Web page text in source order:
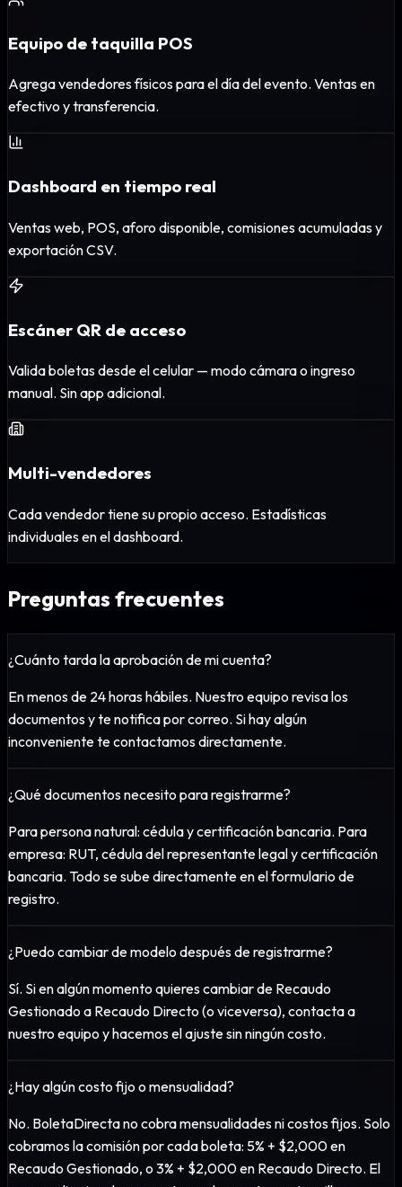
Equipo de taquilla POS
Agrega vendedores físicos para el día del evento. Ventas en
efectivo y transferencia.
Dashboard en tiempo real
Ventas web, POS, aforo disponible, comisiones acumuladas y
exportación CSV.
Escáner QR de acceso
Valida boletas desde el celular — modo cámara o ingreso
manual. Sin app adicional.
Multi-vendedores
Cada vendedor tiene su propio acceso. Estadísticas
individuales en el dashboard.
Preguntas frecuentes
¿Cuánto tarda la aprobación de mi cuenta?
En menos de 24 horas hábiles. Nuestro equipo revisa los
documentos y te notifica por correo. Si hay algún
inconveniente te contactamos directamente.
¿Qué documentos necesito para registrarme?
Para persona natural: cédula y certificación bancaria. Para
empresa: RUT, cédula del representante legal y certificación
bancaria. Todo se sube directamente en el formulario de
registro.
¿Puedo cambiar de modelo después de registrarme?
Sí. Si en algún momento quieres cambiar de Recaudo
Gestionado a Recaudo Directo (o viceversa), contacta a
nuestro equipo y hacemos el ajuste sin ningún costo.
¿Hay algún costo fijo o mensualidad?
No. BoletaDirecta no cobra mensualidades ni costos fijos. Solo
cobramos la comisión por cada boleta: 5% + $2,000 en
Recaudo Gestionado, o 3% + $2,000 en Recaudo Directo. El